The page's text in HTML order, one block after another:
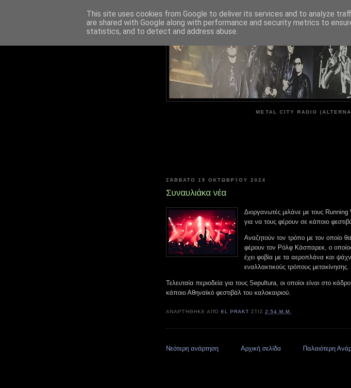
METAL
METAL CITY RADIO
ΣΆΒΒΑΤΟ 19 ΟΚΤΩΒΡΊΟΥ 2024
Συναυλιάκα νέα
Διοργανωτές μιλάνε με τους Running
για να τους φέρουν σε κάποιο
Αναζητούν τον τρόπο με τον οποίο θα
φέρουν τον Ρόλφ Κάσπαρεκ, ο
έχει φοβία με τα αεροπλάνα και
εναλλακτικούς τρόπους μετακίνησης.
Τελευταία περιοδεία για τους Sepultura, οι οποίοι είναι στο κάδρο
κάποιο Αθηναϊκό φεστιβάλ του καλοκαιριού.
ΑΝΑΡΤΉΘΗΚΕ ΑΠΌEL PRAKT ΣΤΙΣ2:54 Μ.Μ.
Νεότερη ανάρτηση Παλαιότερη
Αρχική σελίδα
This site uses cookies from Google to deliver its services and to analyze
are shared with Google along with performance and security metrics to
statistics, and to detect and address abuse.